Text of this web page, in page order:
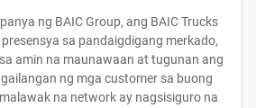
ng BAIC Group, ang BAIC Trucks
sa pandaigdigang merkado,
amin na maunawaan at tugunan ang
ng mga customer sa buong
na network ay nagsisiguro na